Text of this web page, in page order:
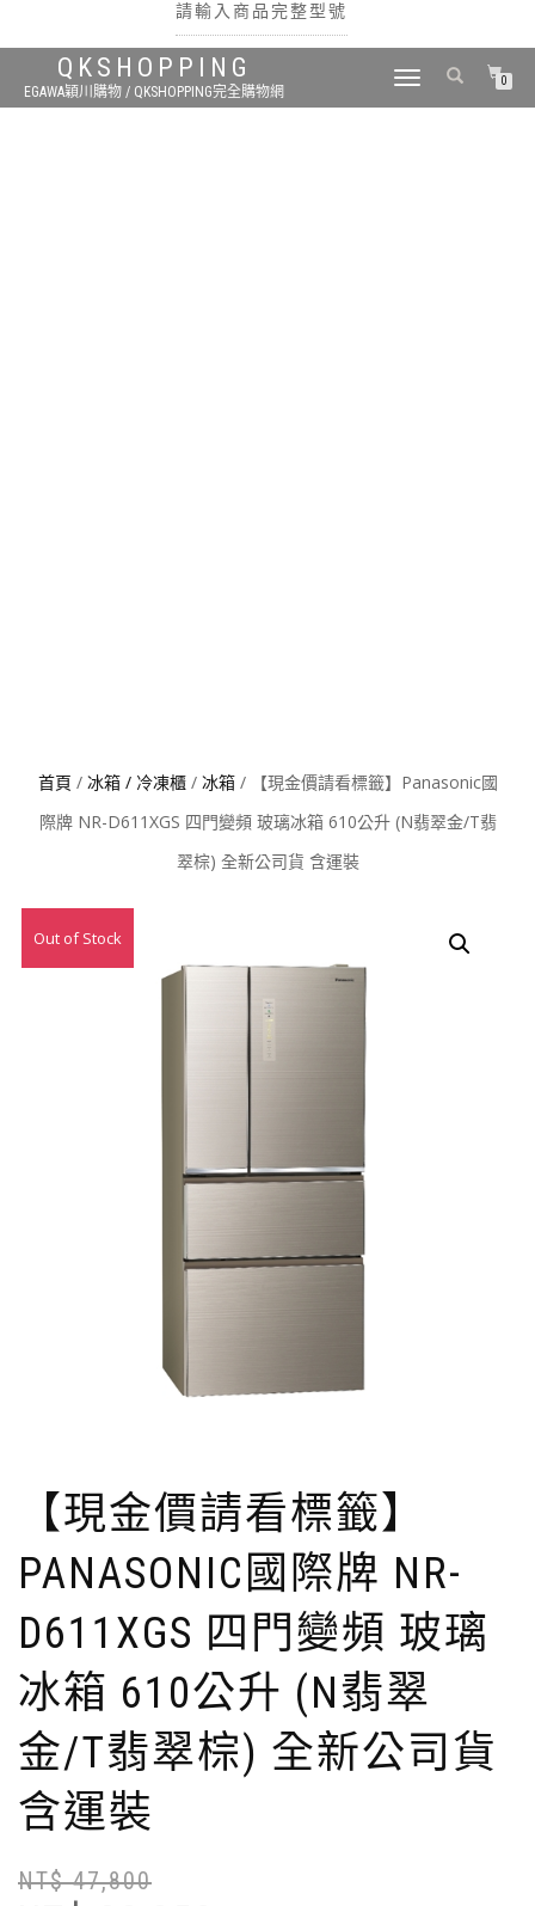
請輸入商品完整型號
QKSHOPPING
EGAWA穎川購物 / QKSHOPPING完全購物網
TOGGLE
0
首頁 / 冰箱 / 冷凍櫃/ 冰箱/ 【現金價請看標籤】Panasonic國
際牌 NR-D611XGS 四門變頻 玻璃冰箱 610公升 (N翡翠金/T翡
翠棕) 全新公司貨 含運裝
特價
Out of Stock
【現金價請看標籤】
PANASONIC國際牌 NR-
D611XGS 四門變頻 玻璃
冰箱 610公升 (N翡翠
金/T翡翠棕) 全新公司貨
含運裝
NT$47,800